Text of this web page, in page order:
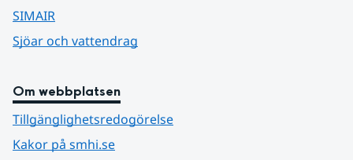
SIMAIR
Sjöar och vattendrag
Om webbplatsen
Tillgänglighetsredogörelse
Kakor på smhi.se